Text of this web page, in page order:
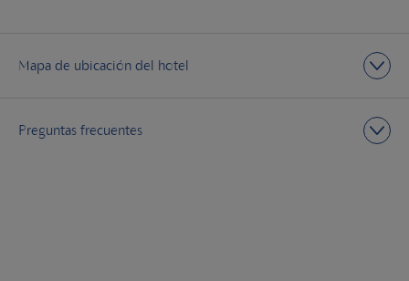
Mapa de ubicación del hotel
Preguntas frecuentes